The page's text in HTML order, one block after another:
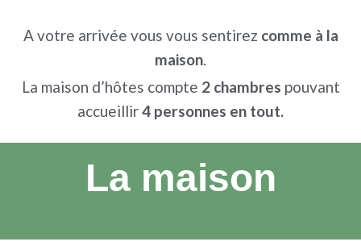
A votre arrivée vous vous sentirez comme à la
maison.
La maison d’hôtes compte 2 chambres pouvant
accueillir4 personnes en tout.
La maison